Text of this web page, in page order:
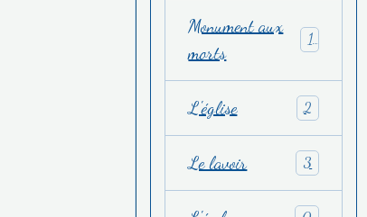
Monument aux
morts
1
L'église 2
Le lavoir 3